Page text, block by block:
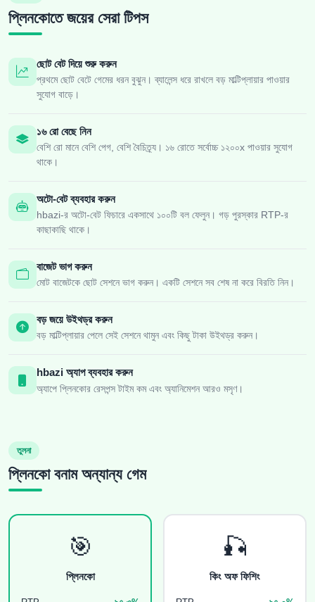
প্লিনকোতে জয়ের সেরা টিপস
ছোট বেট দিয়ে শুরু করুন
প্রথমে ছোট বেটে গেমের ধরন বুঝুন। ব্যালেন্স ধরে রাখলে বড় মাল্টিপ্লায়ার পাওয়ার
সুযোগ বাড়ে।
১৬ রো বেছে নিন
বেশি রো মানে বেশি পেগ, বেশি বৈচিত্র্য। ১৬ রোতে সর্বোচ্চ ১২০০x পাওয়ার সুযোগ
থাকে।
অটো-বেট ব্যবহার করুন
hbazi-র অটো-বেট ফিচারে একসাথে ১০০টি বল ফেলুন। গড় পুরস্কার RTP-র
কাছাকাছি থাকে।
বাজেট ভাগ করুন
মোট বাজেটকে ছোট সেশনে ভাগ করুন। একটি সেশনে সব শেষ না করে বিরতি নিন।
বড় জয়ে উইথড্র করুন
বড় মাল্টিপ্লায়ার পেলে সেই সেশনে থামুন এবং কিছু টাকা উইথড্র করুন।
hbazi অ্যাপ ব্যবহার করুন
অ্যাপে প্লিনকোর রেসপন্স টাইম কম এবং অ্যানিমেশন আরও মসৃণ।
তুলনা
প্লিনকো বনাম অন্যান্য গেম
🎯
প্লিনকো
🎣
কিং অফ ফিশিং